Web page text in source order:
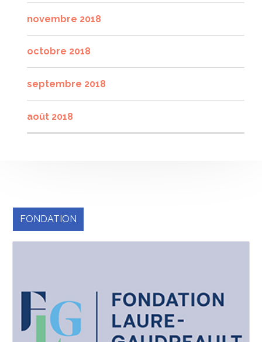
novembre 2018
octobre 2018
septembre 2018
août 2018
FONDATION